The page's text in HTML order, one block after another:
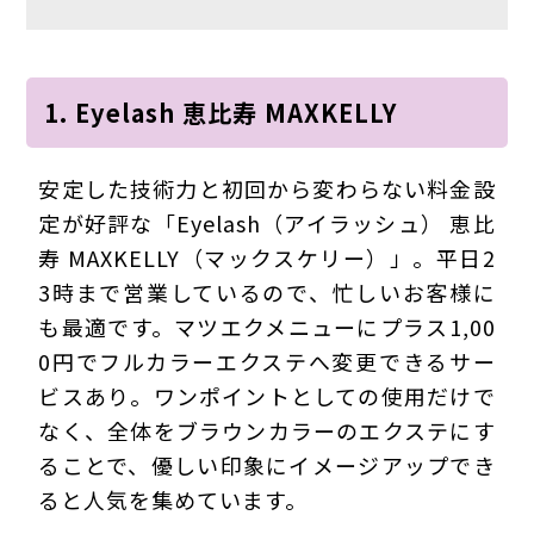
1. Eyelash 恵比寿 MAXKELLY
安定した技術力と初回から変わらない料金設
定が好評な「Eyelash（アイラッシュ） 恵比
寿 MAXKELLY（マックスケリー）」。平日2
3時まで営業しているので、忙しいお客様に
も最適です。マツエクメニューにプラス1,00
0円でフルカラーエクステへ変更できるサー
ビスあり。ワンポイントとしての使用だけで
なく、全体をブラウンカラーのエクステにす
ることで、優しい印象にイメージアップでき
ると人気を集めています。